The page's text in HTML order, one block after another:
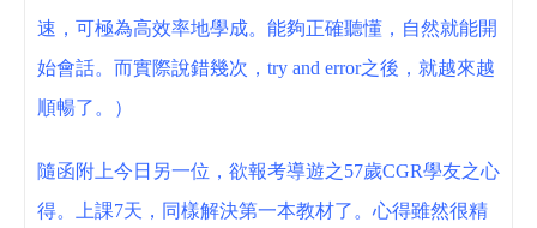
速，可極為高效率地學成。能夠正確聽懂，自然就能開
始會話。而實際說錯幾次，try and error之後，就越來越
順暢了。）
隨函附上今日另一位，欲報考導遊之57歲CGR學友之心
得。上課7天，同樣解決第一本教材了。心得雖然很精